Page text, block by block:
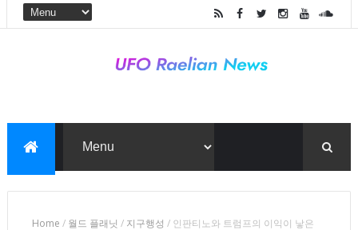
Home / 월드 플래닛 / 지구행성 / 인판티노와 트럼프의 이익이 낳은